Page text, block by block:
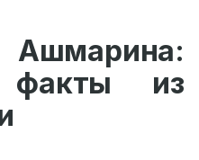
факты из